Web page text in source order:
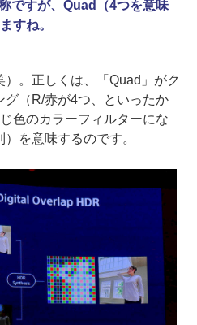
ですが、Quad（4つを意味
すね。
。正しくは、「Quad」がク
グ（R/赤が4つ、といったか
色のカラーフィルターにな
を意味するのです。